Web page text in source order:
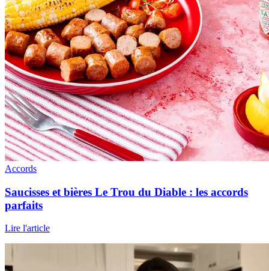
Accords
Saucisses et bières Le Trou du Diable : les accords
parfaits
Lire l'article